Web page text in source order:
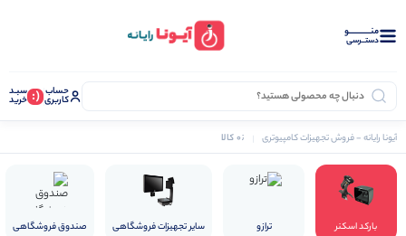
منــــــــــــو
دستــرسی
حساب
کاربری (: سبـد
خرید
آیونا رایانه - فروش تجهیزات کامپیوتری تجهیزات فروشگاهی
0 کالا
بارکد اسکنر ترازو سایر تجهیزات فروشگاهی صندوق فروشگاهی